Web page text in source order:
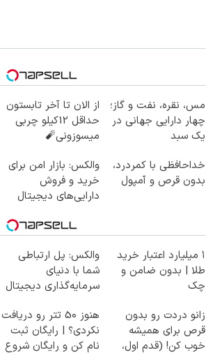
مس، نقره، نفت و گاز؛
چهار دارایی جهانی در
یک سبد
از الان تا آخر تابستون
حداقل 12کیلو چربی
میسوزونی🧨
خداحافظی با کمردرد،
بدون قرص و آمپول
والکس: بازار امن برای
خرید و فروش
دارایی‌های دیجیتال
۱ میلیارد اعتبار خرید
طلا | بدون ضامن و
چک
والکس: پل ارتباطی
شما با دنیای
سرمایه‌گذاری دیجیتال
زانو دردت رو بدون
قرص برای همیشه
خوب کن! (قدم اول،
هنوز 50 تتر رو دریافت
نکردی؟ | رایگان ثبت
نام کن و رایگان شروع